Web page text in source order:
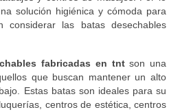
solución higiénica y cómoda para
las batas desechables
fabricadas en tntson una
que buscan mantener un alto
Estas batas son ideales para su
centros de estética, centros